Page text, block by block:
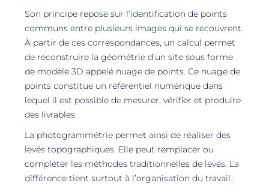
Son principe repose sur l’identification de points
communs entre plusieurs images qui se recouvrent.
À partir de ces correspondances, un calcul permet
de reconstruire la géométrie d’un site sous forme
de modèle 3D appelé nuage de points. Ce nuage de
points constitue un référentiel numérique dans
lequel il est possible de mesurer, vérifier et produire
des livrables.
La photogrammétrie permet ainsi de réaliser des
levés topographiques. Elle peut remplacer ou
compléter les méthodes traditionnelles de levés. La
différence tient surtout à l’organisation du travail :